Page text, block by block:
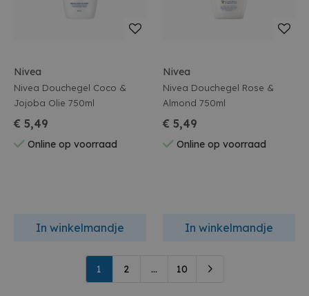
Nivea
Nivea Douchegel Coco &
Jojoba Olie 750ml
€ 5,49
Online op voorraad
In winkelmandje
Nivea
Nivea Douchegel Rose &
Almond 750ml
€ 5,49
Online op voorraad
In winkelmandje
1 2 ... 10